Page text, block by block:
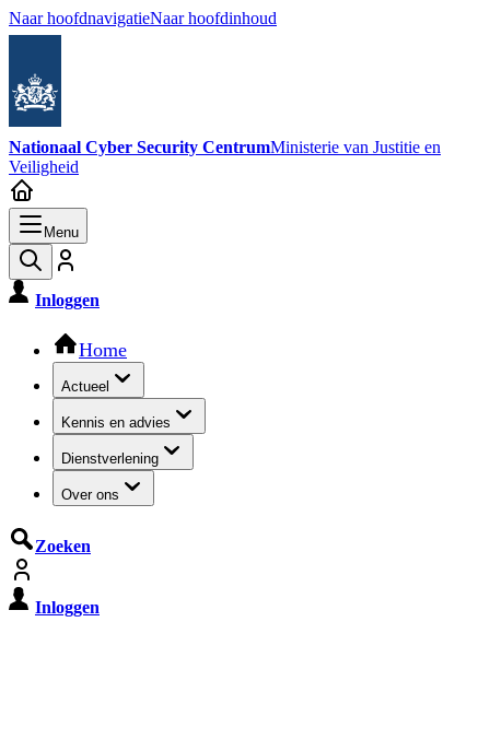
Naar hoofdnavigatieNaar hoofdinhoud
Nationaal Cyber Security CentrumMinisterie van Justitie en
Veiligheid
Menu
Inloggen
Hoofdnavigatie
Home
Actueel
Kennis en advies
Dienstverlening
Over ons
Zoeken
Inloggen